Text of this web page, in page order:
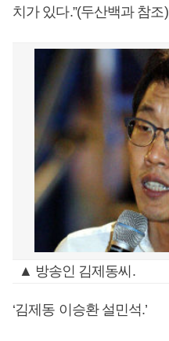
치가 있다.”(두산백과 참조)
▲ 방송인 김제동씨.
‘김제동 이승환 설민석.’